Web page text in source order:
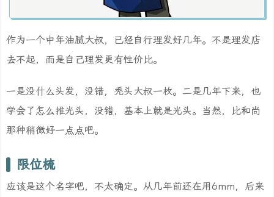
作为一个中年油腻大叔，已经自行理发好几年。不是理发店
去不起，而是自己理发更有性价比。
一是没什么头发，没错，秃头大叔一枚。二是几年下来，也
学会了怎么推光头，没错，基本上就是光头。当然，比和尚
那种稍微好一点点吧。
限位梳
应该是这个名字吧，不太确定。从几年前还在用6mm，后来